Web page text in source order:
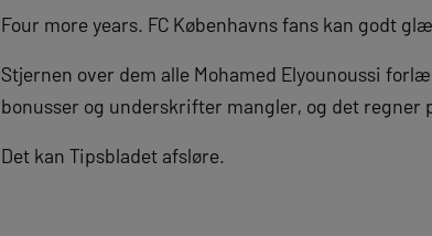
Four more years. FC Københavns fans kan godt
Stjernen over dem alle Mohamed Elyounoussi
bonusser og underskrifter mangler, og det
Det kan Tipsbladet afsløre.